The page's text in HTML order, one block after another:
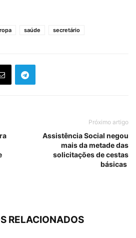
saúde secretário
Próximo artigo
Assistência Social negou
mais da metade das
solicitações de cestas
básicas
RELACIONADOS